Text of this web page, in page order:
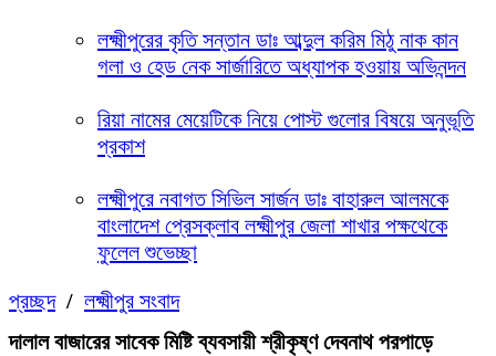
লক্ষ্মীপুরের কৃতি সন্তান ডাঃ আব্দুল করিম মিঠু নাক কান
গলা ও হেড নেক সার্জারিতে অধ্যাপক হওয়ায় অভিনন্দন
রিয়া নামের মেয়েটিকে নিয়ে পোস্ট গুলোর বিষয়ে অনুভূতি
প্রকাশ
লক্ষ্মীপুরে নবাগত সিভিল সার্জন ডাঃ বাহারুল আলমকে
বাংলাদেশ প্রেসক্লাব লক্ষ্মীপুর জেলা শাখার পক্ষথেকে
ফুলেল শুভেচ্ছা
প্রচ্ছদ/ লক্ষ্মীপুর সংবাদ
দালাল বাজারের সাবেক মিষ্টি ব্যবসায়ী শ্রীকৃষ্ণ দেবনাথ পরপাড়ে